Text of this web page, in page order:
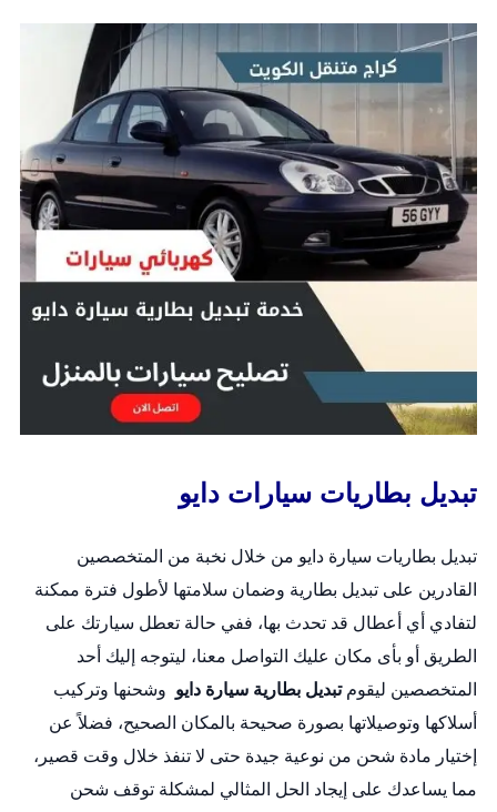
تبديل بطاريات سيارات دايو
تبديل بطاريات سيارة دايو من خلال نخبة من المتخصصين
القادرين على تبديل بطارية وضمان سلامتها لأطول فترة ممكنة
لتفادي أي أعطال قد تحدث بها، ففي حالة تعطل سيارتك على
الطريق أو بأى مكان عليك التواصل معنا، ليتوجه إليك أحد
المتخصصين ليقومتبديل بطارية سيارة دايو وشحنها وتركيب
أسلاكها وتوصيلاتها بصورة صحيحة بالمكان الصحيح، فضلاً عن
إختيار مادة شحن من نوعية جيدة حتى لا تنفذ خلال وقت قصير،
مما يساعدك على إيجاد الحل المثالي لمشكلة توقف شحن